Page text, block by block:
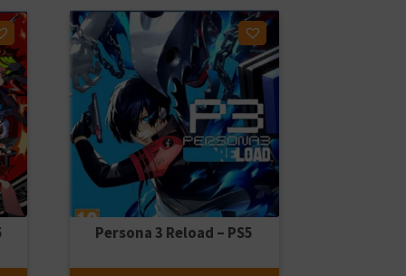
Persona 3 Reload – PS5
Ajouter à ma liste d'envies